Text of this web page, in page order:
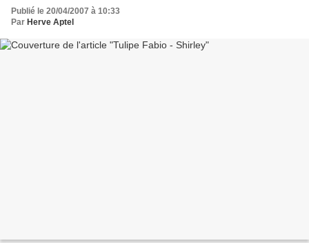
Publié le 20/04/2007 à 10:33
Par Herve Aptel